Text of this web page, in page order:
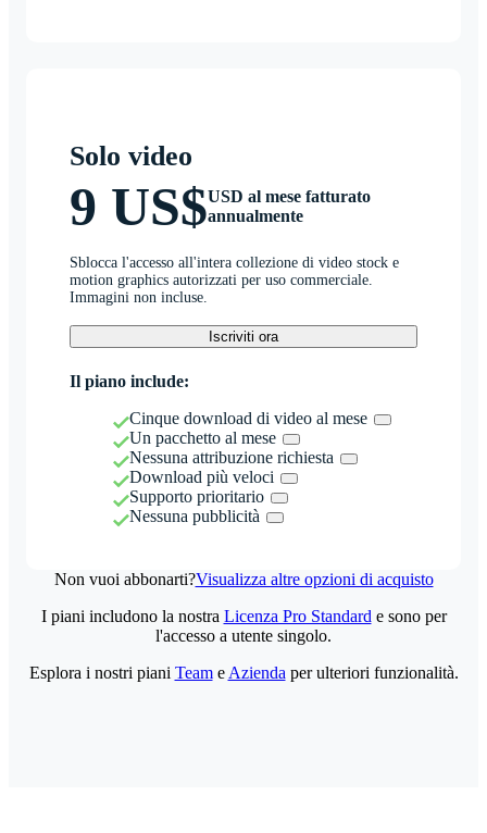
Solo video
9 US$USD al mese fatturato
annualmente
Sblocca l'accesso all'intera collezione di video stock e
motion graphics autorizzati per uso commerciale.
Immagini non incluse.
Iscriviti ora
Il piano include:
Cinque download di video al mese
Un pacchetto al mese
Nessuna attribuzione richiesta
Download più veloci
Supporto prioritario
Nessuna pubblicità
Non vuoi abbonarti?Visualizza altre opzioni di acquisto
I piani includono la nostra Licenza Pro Standard e sono per
l'accesso a utente singolo.
Esplora i nostri piani Teame Azienda per ulteriori funzionalità.